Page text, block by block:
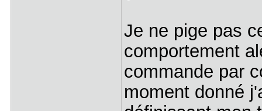
Je ne pige pas
comportement
commande par
moment donné